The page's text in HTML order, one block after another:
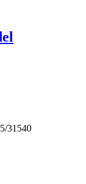
31540